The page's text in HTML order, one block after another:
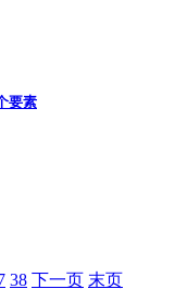
要素
38 下一页 末页